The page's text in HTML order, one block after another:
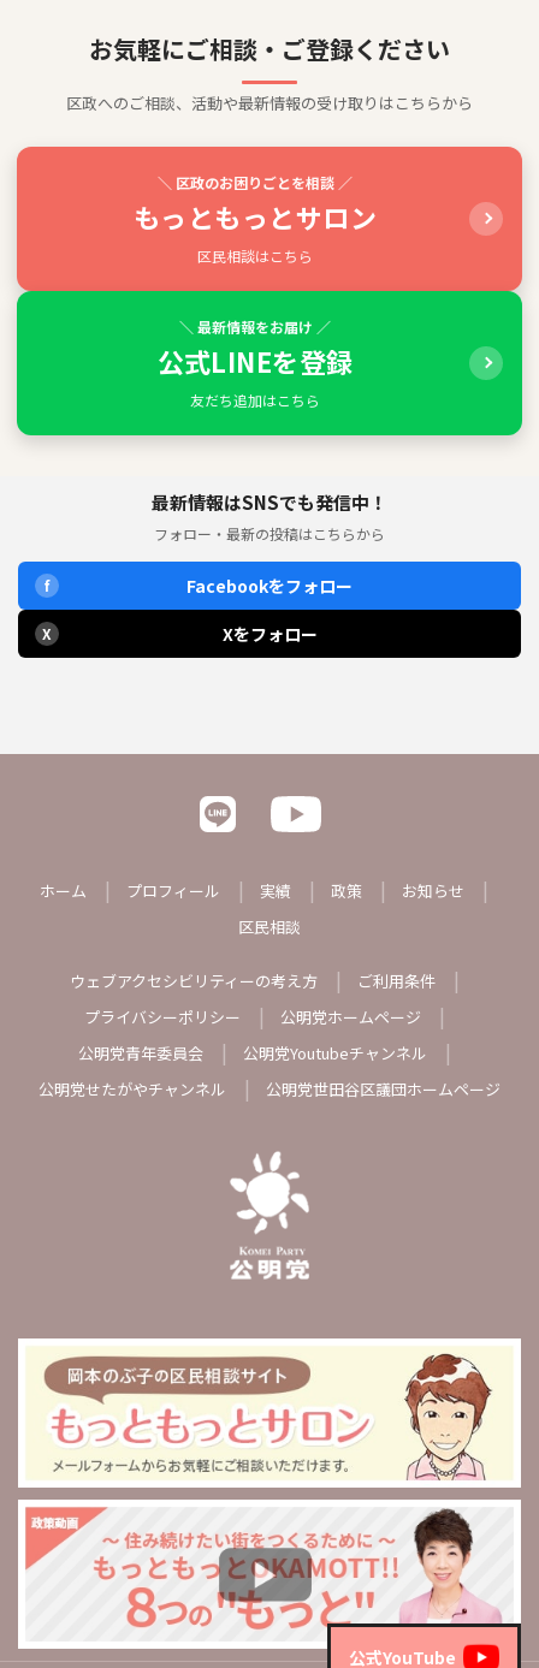
公式YouTube
お気軽にご相談・ご登録ください
区政へのご相談、活動や最新情報の受け取りはこちらから
＼ 区政のお困りごとを相談 ／
もっともっとサロン
区民相談はこちら
＼ 最新情報をお届け ／
公式LINEを登録
友だち追加はこちら
最新情報はSNSでも発信中！
フォロー・最新の投稿はこちらから
f Facebookをフォロー
X Xをフォロー
ホーム プロフィール 実績 政策
お知らせ
区民相談
ウェブアクセシビリティーの考え方
ご利用条件
プライバシーポリシー
公明党ホームページ
公明党青年委員会
公明党Youtubeチャンネル
公明党せたがやチャンネル
公明党世田谷区議団ホームページ